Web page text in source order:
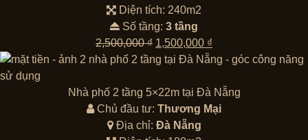
Diện tích: 240m2
Số tầng: 3 tầng
2,500,000₫ Giá
gốc
2,500,000 ₫.
1,500,000 ₫
hiện
là:
1,500,000 ₫.
Nhà phố 2 tầng 5×22m tại Đà Nẵng
Chủ đầu tư: Thương Mại
Địa chỉ: Đà Nẵng